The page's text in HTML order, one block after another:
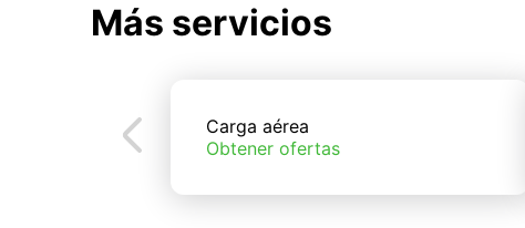
Más servicios
Carga aérea
Obtener ofertas